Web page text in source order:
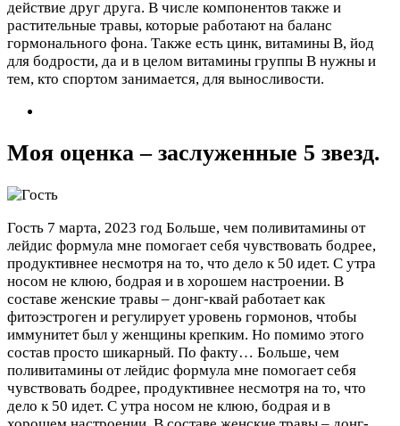
действие друг друга. В числе компонентов также и
растительные травы, которые работают на баланс
гормонального фона. Также есть цинк, витамины B, йод
для бодрости, да и в целом витамины группы B нужны и
тем, кто спортом занимается, для выносливости.
Моя оценка – заслуженные 5 звезд.
Гость 7 марта, 2023 год Больше, чем поливитамины от
лейдис формула мне помогает себя чувствовать бодрее,
продуктивнее несмотря на то, что дело к 50 идет. С утра
носом не клюю, бодрая и в хорошем настроении. В
составе женские травы – донг-квай работает как
фитоэстроген и регулирует уровень гормонов, чтобы
иммунитет был у женщины крепким. Но помимо этого
состав просто шикарный. По факту… Больше, чем
поливитамины от лейдис формула мне помогает себя
чувствовать бодрее, продуктивнее несмотря на то, что
дело к 50 идет. С утра носом не клюю, бодрая и в